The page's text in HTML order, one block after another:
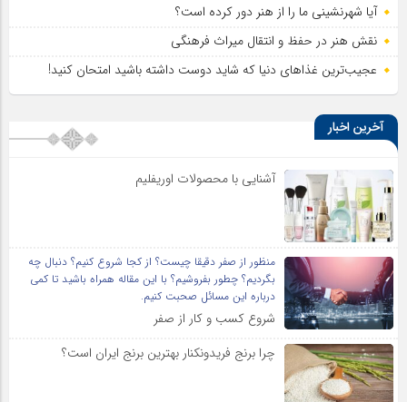
آیا شهرنشینی ما را از هنر دور کرده است؟
نقش هنر در حفظ و انتقال میراث فرهنگی
عجیب‌ترین غذاهای دنیا که شاید دوست داشته باشید امتحان کنید!
آخرین اخبار
آشنایی با محصولات اوریفلیم
منظور از صفر دقیقا چیست؟ از کجا شروع کنیم؟ دنبال چه
بگردیم؟ چطور بفروشیم؟ با این مقاله همراه باشید تا کمی
درباره این مسائل صحبت کنیم.
شروع کسب و کار از صفر
چرا برنج فریدونکنار بهترین برنج ایران است؟